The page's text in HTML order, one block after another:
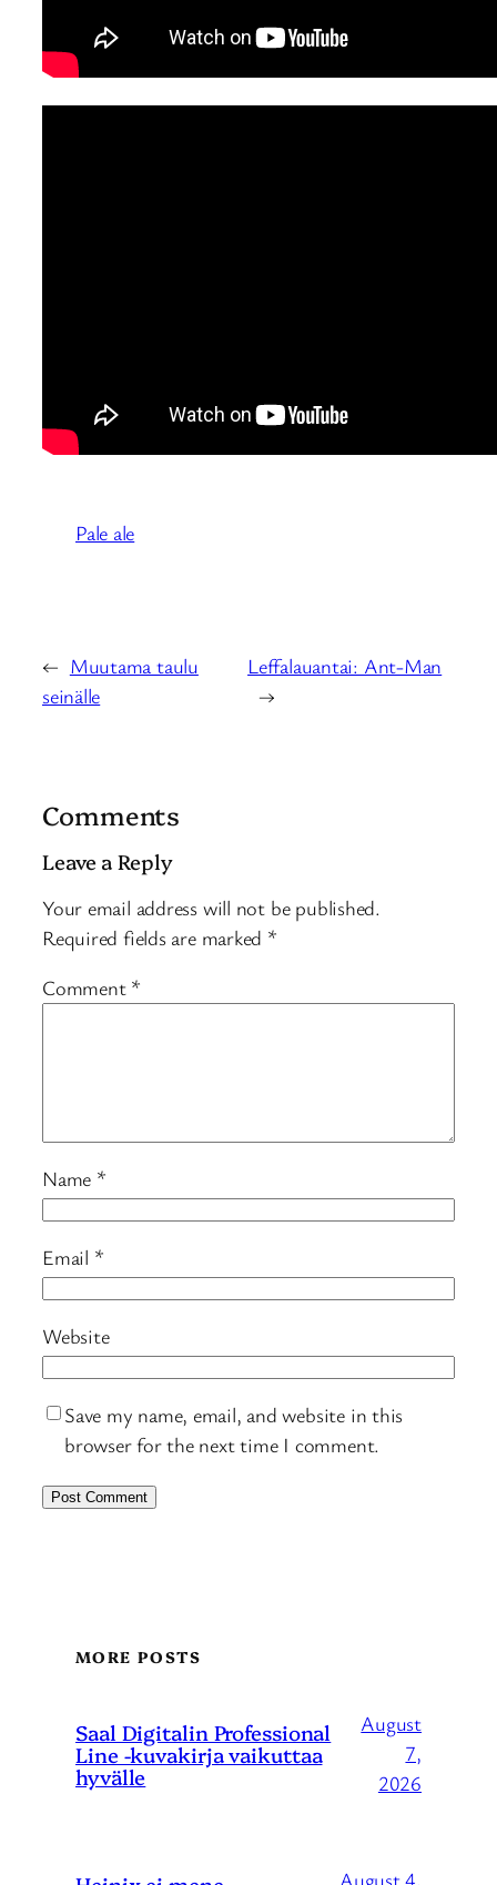
Pale ale
← Muutama taulu
seinälle
Leffalauantai: Ant-Man
→
Comments
Leave a Reply
Your email address will not be published.
Required fields are marked *
Comment *
Name *
Email *
Website
Save my name, email, and website in this
browser for the next time I comment.
MORE POSTS
Saal Digitalin Professional
Line -kuvakirja vaikuttaa
hyvälle
August
7,
2026
August 4,